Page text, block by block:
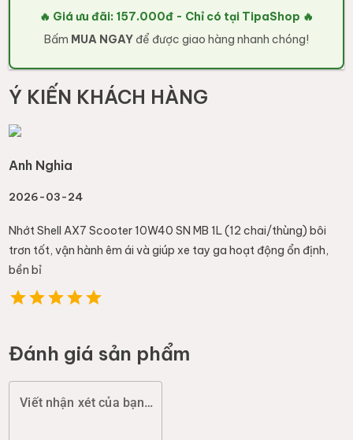
🔥 Giá ưu đãi: 157.000đ - Chỉ có tại TipaShop 🔥
Bấm MUA NGAY để được giao hàng nhanh chóng!
Ý KIẾN KHÁCH HÀNG
Anh Nghia
2026-03-24
Nhớt Shell AX7 Scooter 10W40 SN MB 1L (12 chai/thùng) bôi
trơn tốt, vận hành êm ái và giúp xe tay ga hoạt động ổn định,
bền bỉ
Đánh giá sản phẩm
Viết nhận xét của bạn (chất lượng, đóng gói, giao hàng...)